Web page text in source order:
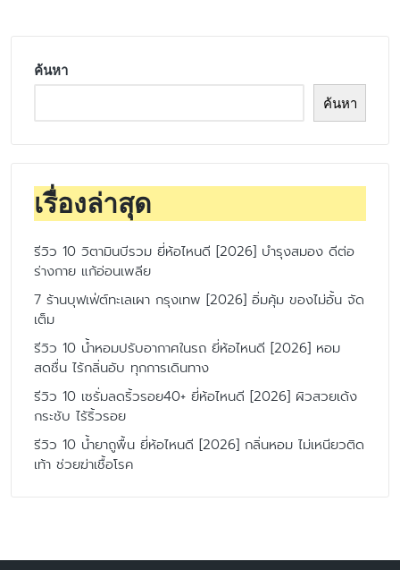
ค้นหา
ค้นหา
เรื่องล่าสุด
รีวิว 10 วิตามินบีรวม ยี่ห้อไหนดี [2026] บำรุงสมอง ดีต่อ
ร่างกาย แก้อ่อนเพลีย
7 ร้านบุฟเฟ่ต์ทะเลเผา กรุงเทพ [2026] อิ่มคุ้ม ของไม่อั้น จัด
เต็ม
รีวิว 10 น้ำหอมปรับอากาศในรถ ยี่ห้อไหนดี [2026] หอม
สดชื่น ไร้กลิ่นอับ ทุกการเดินทาง
รีวิว 10 เซรั่มลดริ้วรอย40+ ยี่ห้อไหนดี [2026] ผิวสวยเด้ง
กระชับ ไร้ริ้วรอย
รีวิว 10 น้ำยาถูพื้น ยี่ห้อไหนดี [2026] กลิ่นหอม ไม่เหนียวติด
เท้า ช่วยฆ่าเชื้อโรค